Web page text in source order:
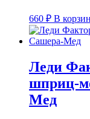
660 ₽ В
Леди
шприц-
Мед